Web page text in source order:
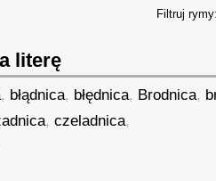
Filtruj rymy:
literę
, błądnica, błędnica, Brodnica,
,czeladnica,